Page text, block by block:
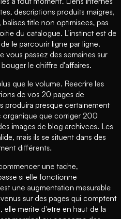
descriptions produits maigres,
title non optimisees, pas
du catalogue. L'instinct est de
le parcourir ligne par ligne.
vous passez des semaines sur
le chiffre d'affaires.
que le volume. Reecrire les
de vos 20 pages de
produira presque certainement
organique que corriger 200
images de blog archivees. Les
mais ils se situent dans des
différents.
une tache,
si elle fonctionne
une augmentation mesurable
sur des pages qui comptent
merite d'etre en haut de la